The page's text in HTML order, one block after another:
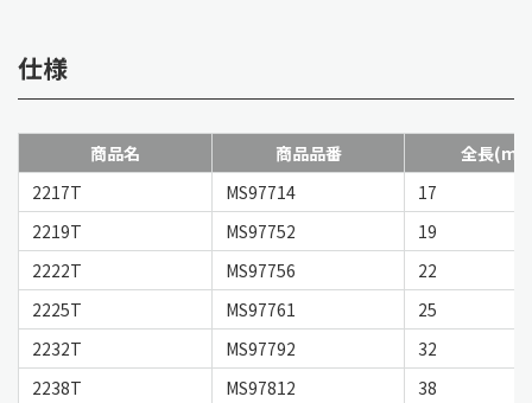
仕様
商品名 商品品番
全長
2217T
MS97714
17
2219T
MS97752
19
2222T
MS97756
22
2225T
MS97761
25
2232T
MS97792
32
2238T
MS97812
38